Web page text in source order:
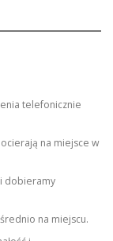
telefonicznie
na miejsce w
dobieramy
na miejscu.